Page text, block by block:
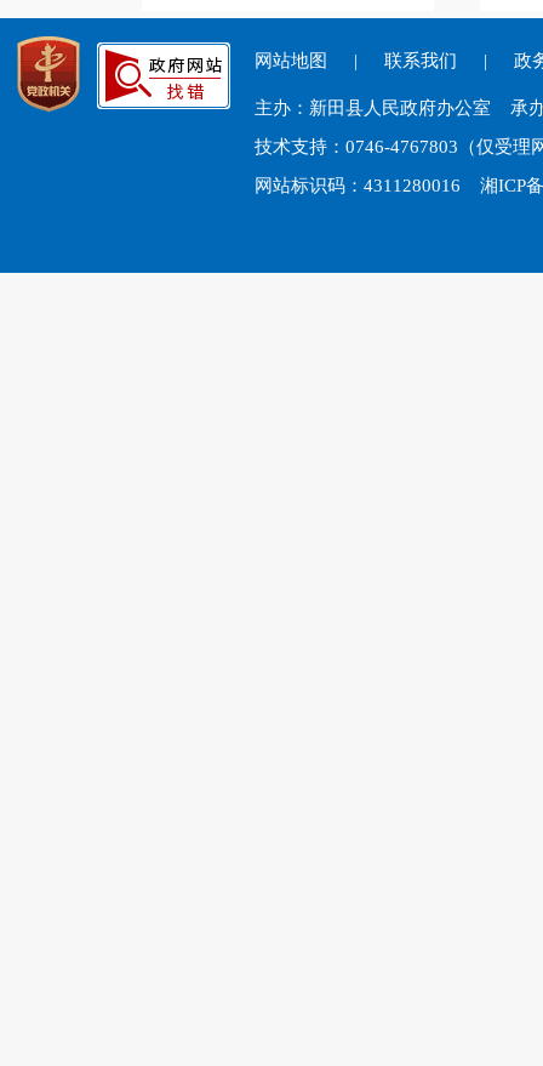
网站地图 | 联系我们 | 政
主办：新田县人民政府办公室 承
技术支持：0746-4767803（仅受理
网站标识码：4311280016 湘ICP